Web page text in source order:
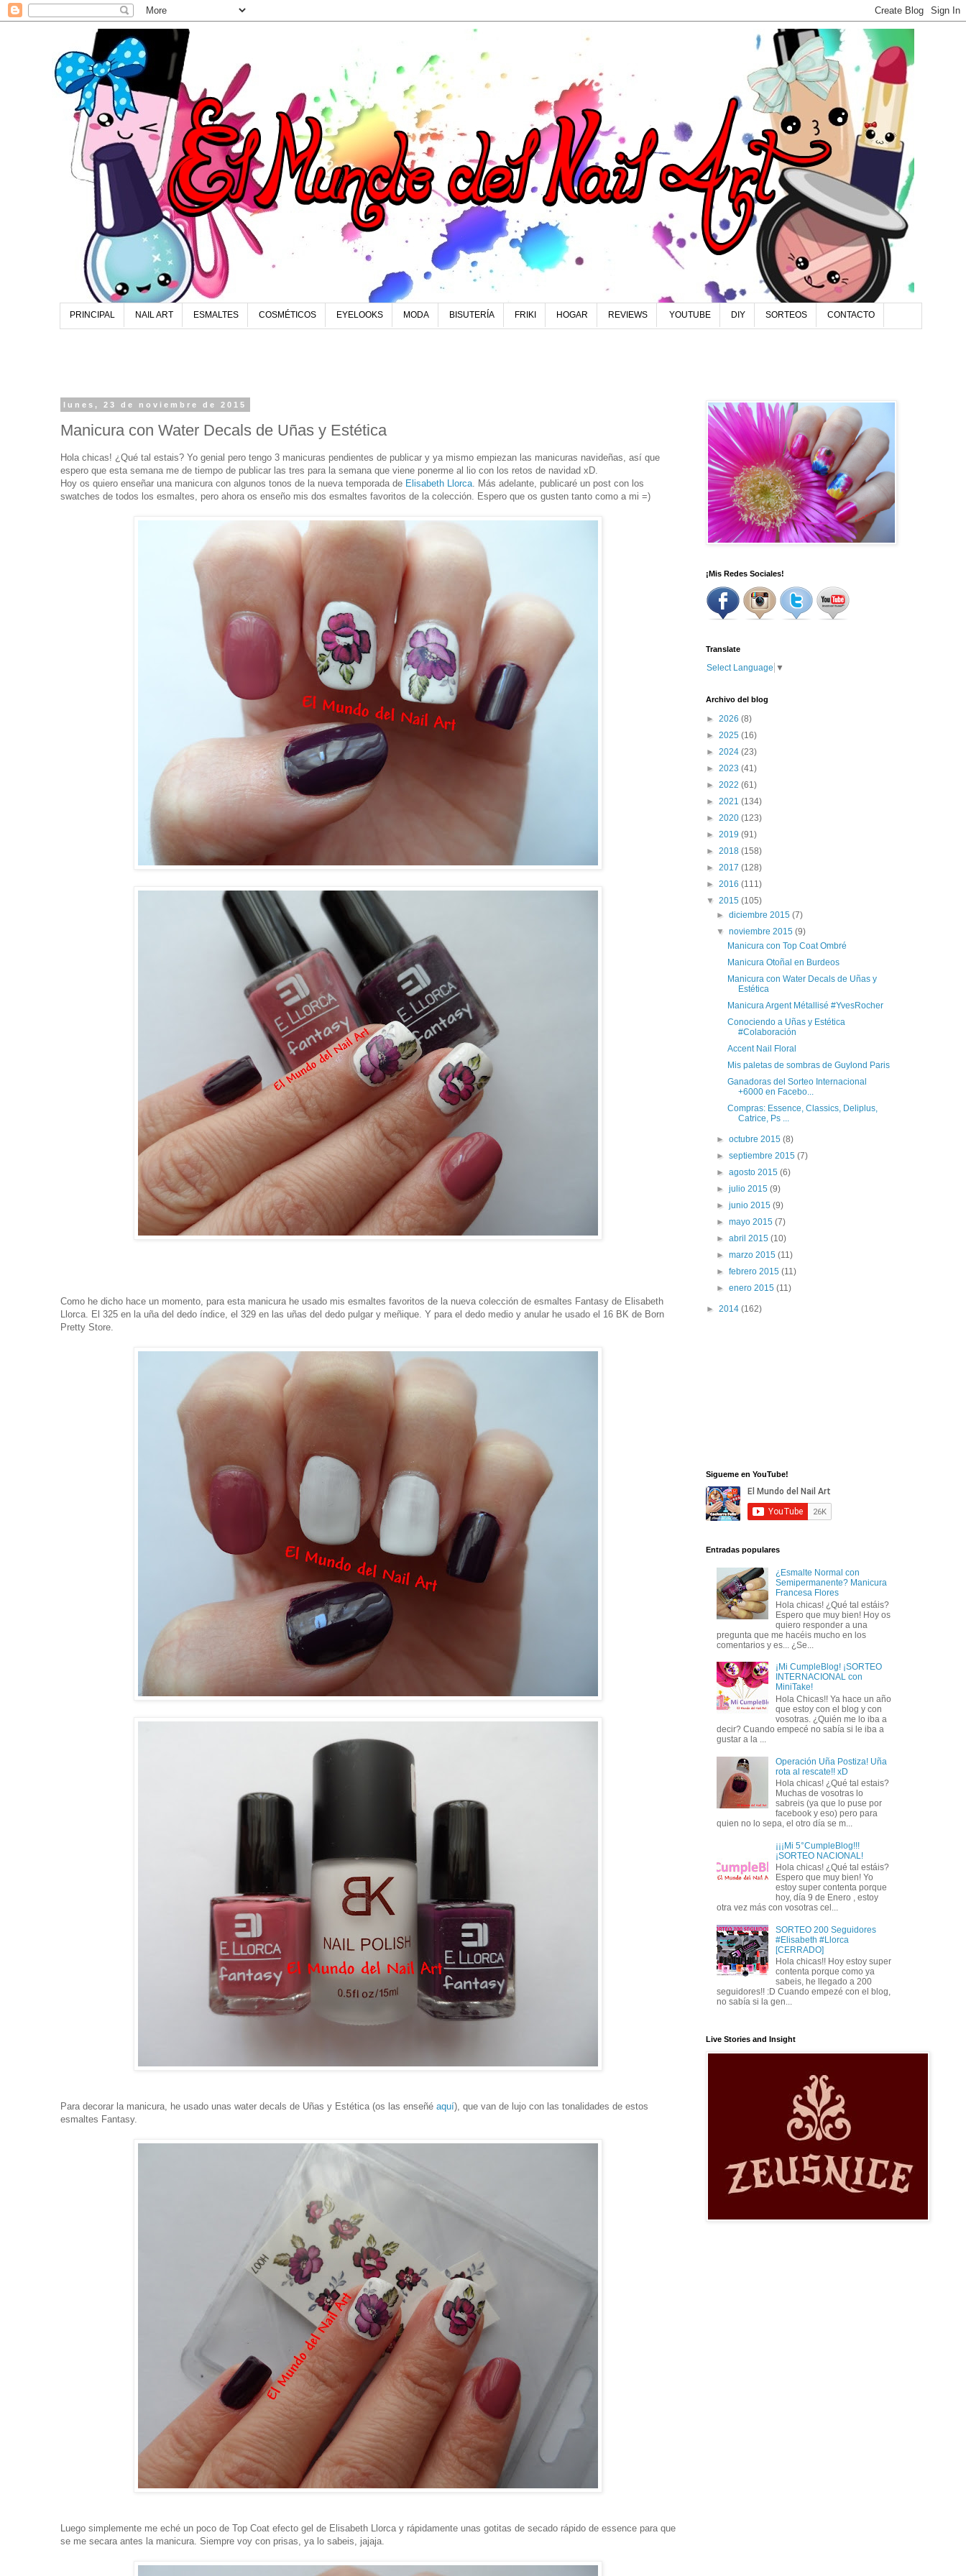
PRINCIPAL NAIL ART ESMALTES COSMÉTICOS EYELOOKS MODA BISUTERÍA FRIKI HOGAR REVIEWS YOUTUBE DIY SORTEOS CONTACTO
lunes, 23 de noviembre de 2015
Manicura con Water Decals de Uñas y Estética
Hola chicas! ¿Qué tal estais? Yo genial pero tengo 3 manicuras pendientes de publicar y ya mismo empiezan las manicuras navideñas, así que
espero que esta semana me de tiempo de publicar las tres para la semana que viene ponerme al lio con los retos de navidad xD.
Hoy os quiero enseñar una manicura con algunos tonos de la nueva temporada de Elisabeth Llorca . Más adelante, publicaré un post con los
swatches de todos los esmaltes, pero ahora os enseño mis dos esmaltes favoritos de la colección. Espero que os gusten tanto como a mi =)
Como he dicho hace un momento, para esta manicura he usado mis esmaltes favoritos de la nueva colección de esmaltes Fantasy de Elisabeth
Llorca. El 325 en la uña del dedo índice, el 329 en las uñas del dedo pulgar y meñique. Y para el dedo medio y anular he usado el 16 BK de Born
Pretty Store.
Para decorar la manicura, he usado unas water decals de Uñas y Estética (os las enseñé aquí), que van de lujo con las tonalidades de estos
esmaltes Fantasy.
Luego simplemente me eché un poco de Top Coat efecto gel de Elisabeth Llorca y rápidamente unas gotitas de secado rápido de essence para que
se me secara antes la manicura. Siempre voy con prisas, ya lo sabeis, jajaja.
¡Mis Redes Sociales!
Translate
Select Language ▼
Archivo del blog
► 2026 (8)
► 2025 (16)
► 2024 (23)
► 2023 (41)
► 2022 (61)
► 2021 (134)
► 2020 (123)
► 2019 (91)
► 2018 (158)
► 2017 (128)
► 2016 (111)
▼ 2015 (105)
►diciembre 2015(7)
▼noviembre 2015(9)
Manicura con Top Coat Ombré
Manicura Otoñal en Burdeos
Manicura con Water Decals de Uñas y
Estética
Manicura Argent Métallisé #YvesRocher
Conociendo a Uñas y Estética
#Colaboración
Accent Nail Floral
Mis paletas de sombras de Guylond Paris
Ganadoras del Sorteo Internacional
+6000 en Facebo...
Compras: Essence, Classics, Deliplus,
Catrice, Ps ...
►octubre 2015(8)
►septiembre 2015(7)
►agosto 2015(6)
►julio 2015(9)
►junio 2015(9)
►mayo 2015(7)
►abril 2015(10)
►marzo 2015(11)
►febrero 2015(11)
►enero 2015(11)
► 2014 (162)
Sigueme en YouTube!
Entradas populares
¿Esmalte Normal con
Semipermanente? Manicura
Francesa Flores
Hola chicas! ¿Qué tal estáis?
Espero que muy bien! Hoy os
quiero responder a una
pregunta que me hacéis mucho en los
comentarios y es... ¿Se...
¡Mi CumpleBlog! ¡SORTEO
INTERNACIONAL con
MiniTake!
Hola Chicas!! Ya hace un año
que estoy con el blog y con
vosotras. ¿Quién me lo iba a
decir? Cuando empecé no sabía si le iba a
gustar a la ...
Operación Uña Postiza! Uña
rota al rescate!! xD
Hola chicas! ¿Qué tal estais?
Muchas de vosotras lo
sabreis (ya que lo puse por
facebook y eso) pero para
quien no lo sepa, el otro día se m...
¡¡¡Mi 5°CumpleBlog!!!
¡SORTEO NACIONAL!
Hola chicas! ¿Qué tal estáis?
Espero que muy bien! Yo
estoy super contenta porque
hoy, día 9 de Enero , estoy
otra vez más con vosotras cel...
SORTEO 200 Seguidores
#Elisabeth #Llorca
[CERRADO]
Hola chicas!! Hoy estoy super
contenta porque como ya
sabeis, he llegado a 200
seguidores!! :D Cuando empezé con el blog,
no sabía si la gen...
Live Stories and Insight